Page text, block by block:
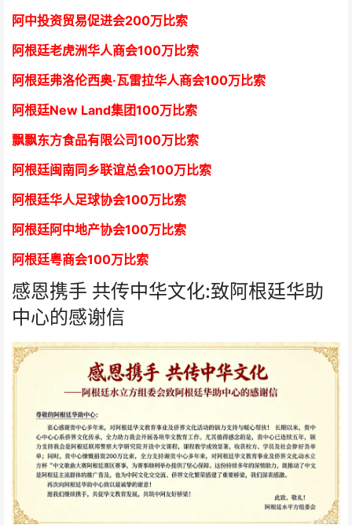
阿中投资贸易促进会200万比索
阿根廷老虎洲华人商会100万比索
阿根廷弗洛伦西奥·瓦雷拉华人商会100万比索
阿根廷New Land集团100万比索
飘飘东方食品有限公司100万比索
阿根廷闽南同乡联谊总会100万比索
阿根廷华人足球协会100万比索
阿根廷阿中地产协会100万比索
阿根廷粤商会100万比索
感恩携手 共传中华文化:致阿根廷华助
中心的感谢信